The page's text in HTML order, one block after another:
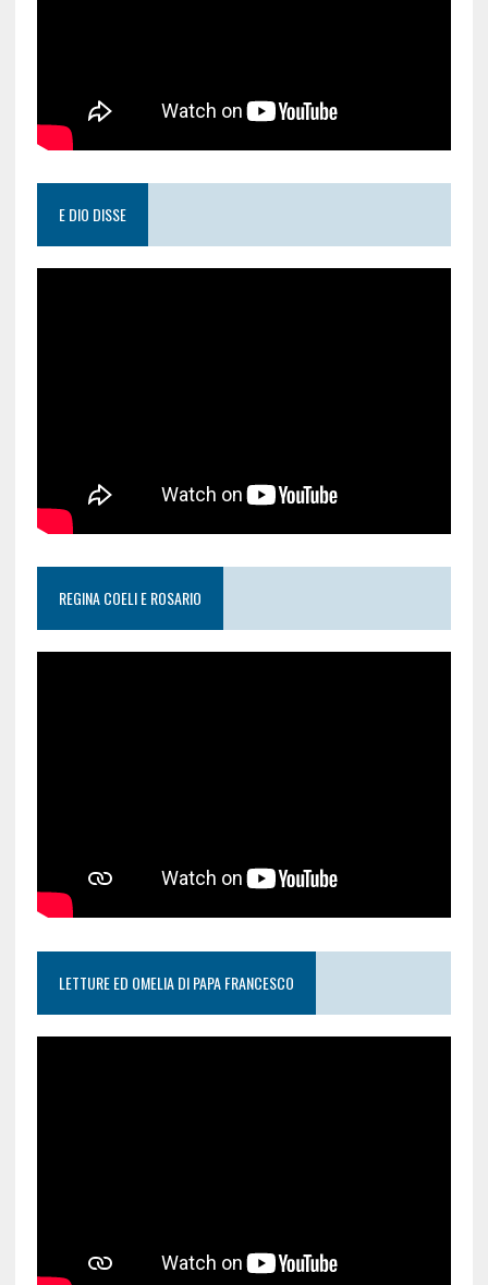
E DIO DISSE
REGINA COELI E ROSARIO
LETTURE ED OMELIA DI PAPA FRANCESCO